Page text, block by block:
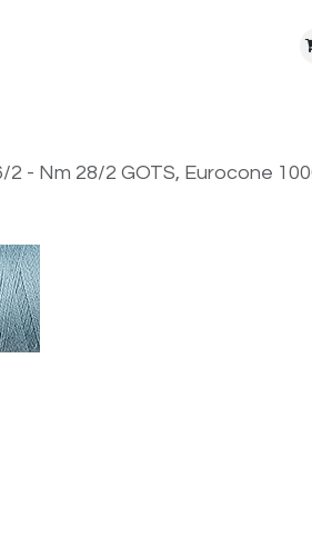
2 - Nm 28/2 GOTS, Eurocone